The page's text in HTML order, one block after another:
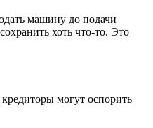
машину до подачи
хоть что-то. Это
могут оспорить